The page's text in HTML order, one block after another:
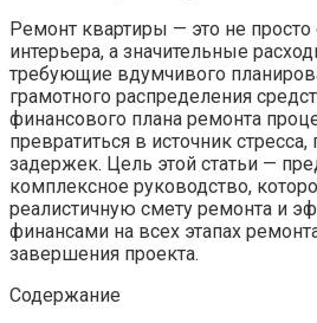
Ремонт квартиры — это не
интерьера, а значительные
требующие вдумчивого
грамотного распределения
финансового плана ремонта
превратиться в источник стресса,
задержек. Цель этой статьи —
комплексное руководство,
реалистичную смету ремонта и
финансами на всех этапах
завершения проекта.
Содержание